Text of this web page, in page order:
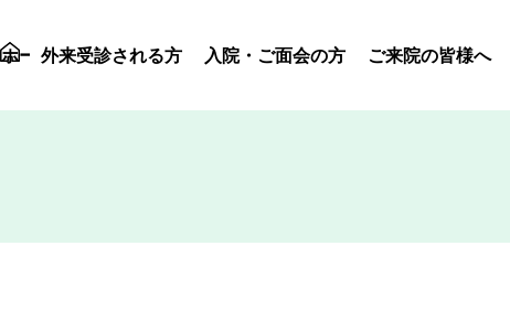
ホーム外来受診される方 入院・ご面会の方 ご来院の皆様へ